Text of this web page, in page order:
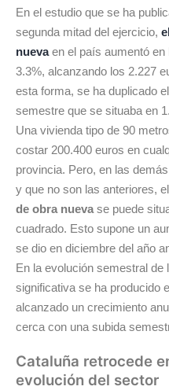
En el estudio que se ha
segunda mitad del ejercicio,
nuevaen el país aumentó en
3.3%, alcanzando los 2.227
esta forma, se ha duplicado
semestre que se situaba en
Una vivienda tipo de 90
costar 200.400 euros en
provincia. Pero, en las
y que no son las anteriores, el
de obra nueva se puede
cuadrado. Esto supone un
se dio en diciembre del año
En la evolución semestral
significativa se ha producido
alcanzado un crecimiento
cerca con una subida
Cataluña retrocede
evolución del sector